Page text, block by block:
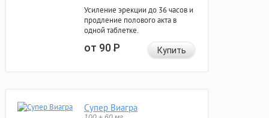
Усиление эрекции до 36 часов и
продление полового акта в
одной таблетке.
от 90Р Купить
Супер Виагра